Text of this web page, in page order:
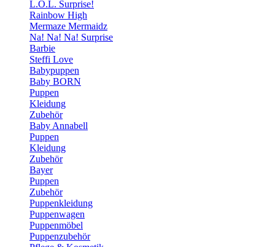
L.O.L. Surprise!
Rainbow High
Mermaze Mermaidz
Na! Na! Na! Surprise
Barbie
Steffi Love
Babypuppen
Baby BORN
Puppen
Kleidung
Zubehör
Baby Annabell
Puppen
Kleidung
Zubehör
Bayer
Puppen
Zubehör
Puppenkleidung
Puppenwagen
Puppenmöbel
Puppenzubehör